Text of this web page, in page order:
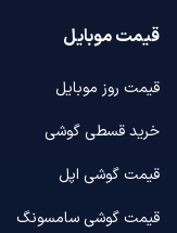
قیمت موبایل
قیمت روز موبایل
خرید قسطی گوشی
قیمت گوشی اپل
قیمت گوشی سامسونگ